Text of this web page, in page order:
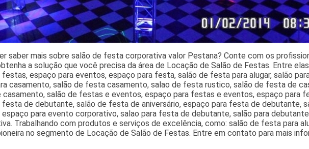
saber mais sobre salão de festa corporativa valor Pestana? Conte com os
a solução que você precisa da área de Locação de Salão de Festas. Entre
festas, espaço para eventos, espaço para festa, salão de festa para alugar, salão
casamento, salão de festa casamento, salao de festa rustico, salão de festa de
salão de festas e eventos, espaço para festas e eventos, espaço para
festa de debutante, salão de festa de aniversário, espaço para festa de debutante,
espaço para evento corporativo, salao para festa de debutante, salão para
Trabalhando com produtos e serviços de excelência, como: salão de festa para
no segmento de Locação de Salão de Festas. Entre em contato para mais